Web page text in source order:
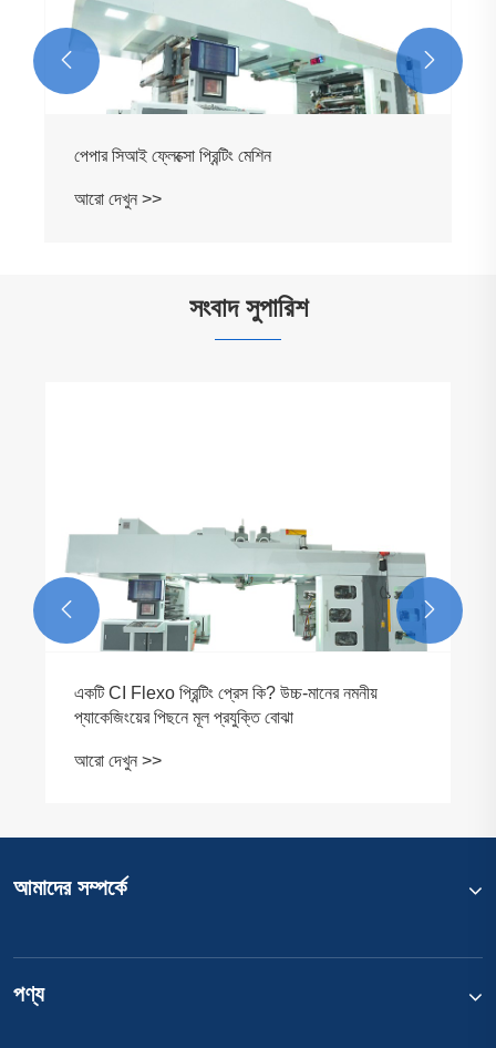
পেপার সিআই ফ্লেক্সো প্রিন্টিং মেশিন
আরো দেখুন >>
 
সংবাদ সুপারিশ
একটি CI Flexo প্রিন্টিং প্রেস কি? উচ্চ-মানের নমনীয়
প্যাকেজিংয়ের পিছনে মূল প্রযুক্তি বোঝা
আরো দেখুন >>
 
আমাদের সম্পর্কে
পণ্য